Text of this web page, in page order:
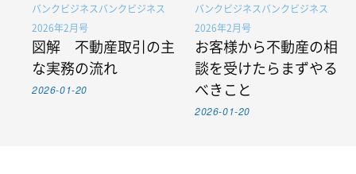
バンクビジネスバンクビジネス
2026年2月号
図解 不動産取引の主
な実務の流れ
2026-01-20
バンクビジネスバンクビジネス
2026年2月号
お客様から不動産の相
談を受けたらまずやる
べきこと
2026-01-20